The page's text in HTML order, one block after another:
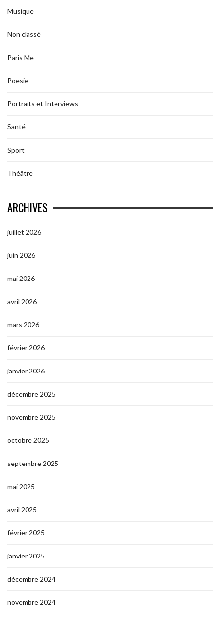
Musique
Non classé
Paris Me
Poesie
Portraits et Interviews
Santé
Sport
Théâtre
ARCHIVES
juillet 2026
juin 2026
mai 2026
avril 2026
mars 2026
février 2026
janvier 2026
décembre 2025
novembre 2025
octobre 2025
septembre 2025
mai 2025
avril 2025
février 2025
janvier 2025
décembre 2024
novembre 2024